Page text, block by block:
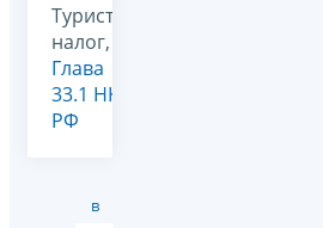
Туристический
налог,
Глава
33.1 НК
РФ
в